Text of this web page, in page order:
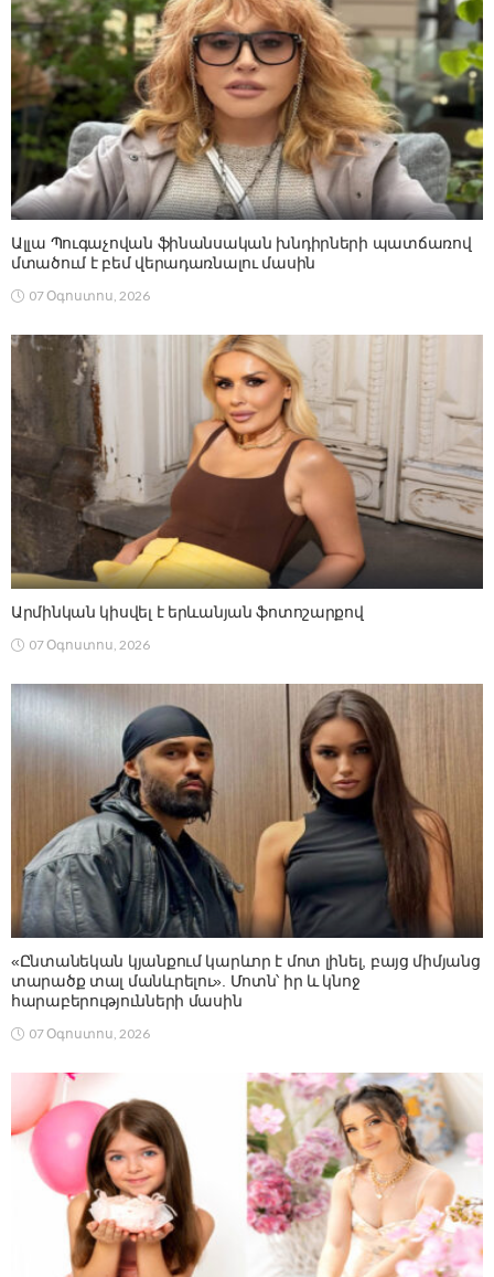
Ալլա Պուգաչովան ֆինանսական խնդիրների պատճառով
մտածում է բեմ վերադառնալու մասին
07 Օգոստոս, 2026
Արմինկան կիսվել է երևանյան ֆոտոշարքով
07 Օգոստոս, 2026
«Ընտանեկան կյանքում կարևոր է մոտ լինել, բայց միմյանց
տարածք տալ մանևրելու». Մոտն՝ իր և կնոջ
հարաբերությունների մասին
07 Օգոստոս, 2026